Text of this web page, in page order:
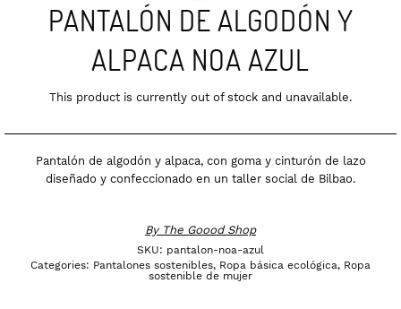
PANTALÓN DE ALGODÓN Y
ALPACA NOA AZUL
This product is currently out of stock and unavailable.
Pantalón de algodón y alpaca, con goma y cinturón de lazo
diseñado y confeccionado en un taller social de Bilbao.
By The Goood Shop
SKU: pantalon-noa-azul
Categories: Pantalones sostenibles, Ropa básica ecológica, Ropa
sostenible de mujer